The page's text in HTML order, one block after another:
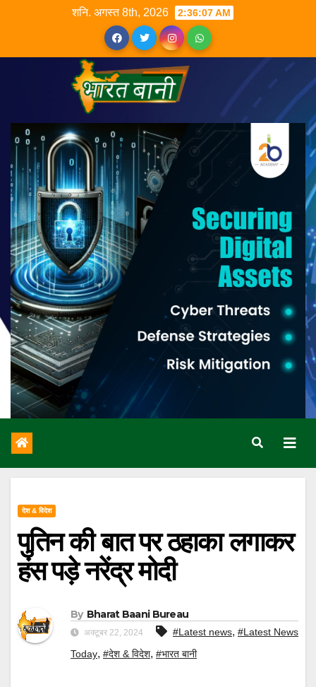
शनि. अगस्त 8th, 2026 2:36:08 AM
देश & विदेश
पुतिन की बात पर ठहाका लगाकर
हंस पड़े नरेंद्र मोदी
By Bharat Baani Bureau
अक्टूबर 22, 2024 #Latest news, #Latest News
Today, #देश & विदेश, #भारत बानी